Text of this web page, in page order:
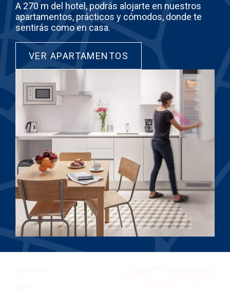
A 270 m del hotel, podrás alojarte en nuestros
apartamentos, prácticos y cómodos, donde te
sentirás como en casa.
VER APARTAMENTOS